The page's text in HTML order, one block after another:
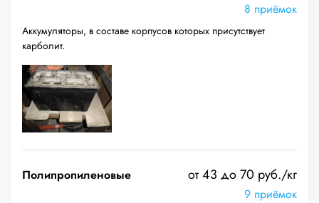
8 приёмок
Аккумуляторы, в составе корпусов которых присутствует
карболит.
Полипропиленовые от 43 до 70 руб./кг
9 приёмок